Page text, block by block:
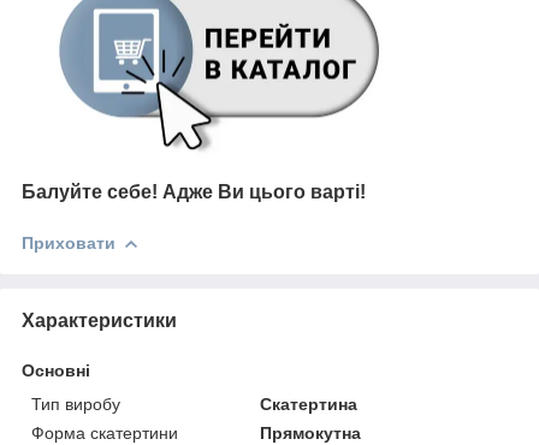
Балуйте себе! Адже Ви цього варті!
Приховати
Характеристики
Основні
Тип виробу
Скатертина
Форма скатертини
Прямокутна